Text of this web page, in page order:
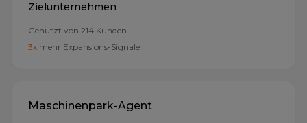
Zielunternehmen
Genutzt von 214 Kunden
3x mehr Expansions-Signale
Maschinenpark-Agent